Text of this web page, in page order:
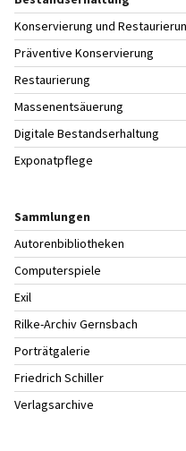
Konservierung und
Präventive Konservierung
Restaurierung
Massenentsäuerung
Digitale Bestandserhaltung
Exponatpflege
Sammlungen
Autorenbibliotheken
Computerspiele
Exil
Rilke-Archiv Gernsbach
Porträtgalerie
Friedrich Schiller
Verlagsarchive